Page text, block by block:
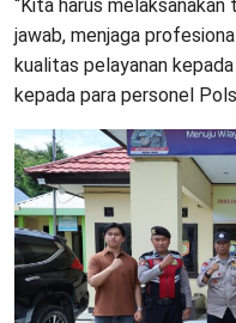
“Kita harus
jawab, menjaga
kualitas pelayanan
kepada para personel